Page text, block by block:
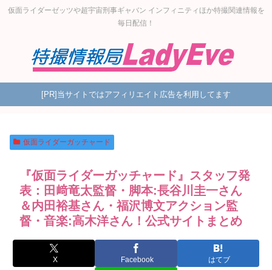
仮面ライダーゼッツや超宇宙刑事ギャバン インフィニティほか特撮関連情報を
毎日配信！
[PR]当サイトではアフィリエイト広告を利用してます
仮面ライダーガッチャード
『仮面ライダーガッチャード』スタッフ発
表：田﨑竜太監督・脚本:長谷川圭一さん
＆内田裕基さん・福沢博文アクション監
督・音楽:高木洋さん！公式サイトまとめ
X Facebook はてブ